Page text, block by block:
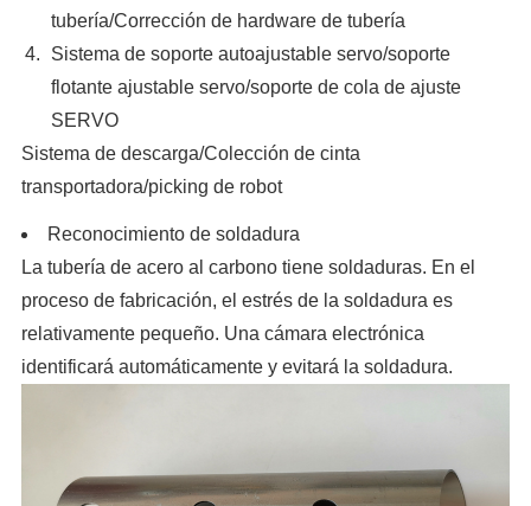
tubería/Corrección de hardware de tubería
Sistema de soporte autoajustable servo/soporte
flotante ajustable servo/soporte de cola de ajuste
SERVO
Sistema de descarga/Colección de cinta
transportadora/picking de robot
Reconocimiento de soldadura
La tubería de acero al carbono tiene soldaduras. En el
proceso de fabricación, el estrés de la soldadura es
relativamente pequeño. Una cámara electrónica
identificará automáticamente y evitará la soldadura.